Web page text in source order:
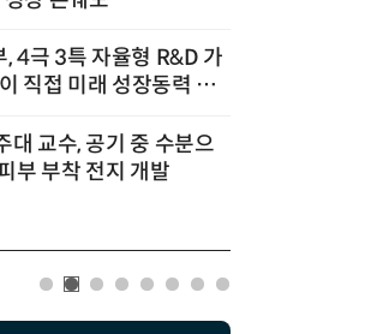
, 4극 3특 자율형 R&D 가
직접 미래 성장동력 찾
대 교수, 공기 중 수분으
부 부착 전지 개발